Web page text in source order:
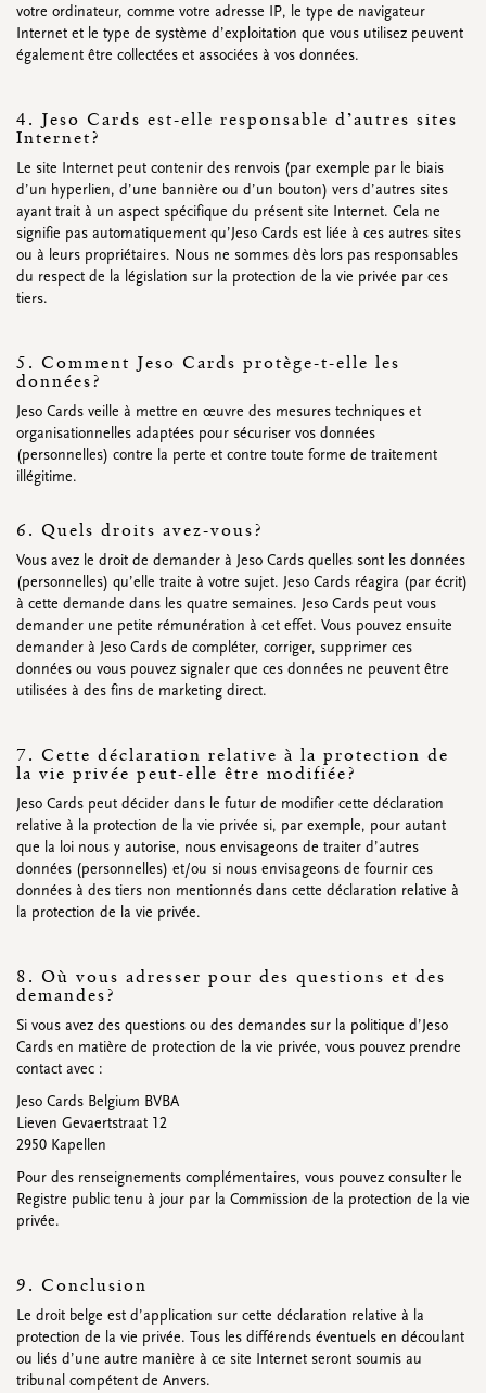
votre ordinateur, comme votre adresse IP, le type de navigateur
Internet et le type de système d’exploitation que vous utilisez peuvent
également être collectées et associées à vos données.
4. Jeso Cards est-elle responsable d’autres sites
Internet?
Le site Internet peut contenir des renvois (par exemple par le biais
d’un hyperlien, d’une bannière ou d’un bouton) vers d’autres sites
ayant trait à un aspect spécifique du présent site Internet. Cela ne
signifie pas automatiquement qu’Jeso Cards est liée à ces autres sites
ou à leurs propriétaires. Nous ne sommes dès lors pas responsables
du respect de la législation sur la protection de la vie privée par ces
tiers.
5. Comment Jeso Cards protège-t-elle les
données?
Jeso Cards veille à mettre en œuvre des mesures techniques et
organisationnelles adaptées pour sécuriser vos données
(personnelles) contre la perte et contre toute forme de traitement
illégitime.
6. Quels droits avez-vous?
Vous avez le droit de demander à Jeso Cards quelles sont les données
(personnelles) qu’elle traite à votre sujet. Jeso Cards réagira (par écrit)
à cette demande dans les quatre semaines. Jeso Cards peut vous
demander une petite rémunération à cet effet. Vous pouvez ensuite
demander à Jeso Cards de compléter, corriger, supprimer ces
données ou vous pouvez signaler que ces données ne peuvent être
utilisées à des fins de marketing direct.
7. Cette déclaration relative à la protection de
la vie privée peut-elle être modifiée?
Jeso Cards peut décider dans le futur de modifier cette déclaration
relative à la protection de la vie privée si, par exemple, pour autant
que la loi nous y autorise, nous envisageons de traiter d’autres
données (personnelles) et/ou si nous envisageons de fournir ces
données à des tiers non mentionnés dans cette déclaration relative à
la protection de la vie privée.
8. Où vous adresser pour des questions et des
demandes?
Si vous avez des questions ou des demandes sur la politique d’Jeso
Cards en matière de protection de la vie privée, vous pouvez prendre
contact avec :
Jeso Cards Belgium BVBA
Lieven Gevaertstraat 12
2950 Kapellen
Pour des renseignements complémentaires, vous pouvez consulter le
Registre public tenu à jour par la Commission de la protection de la vie
privée.
9. Conclusion
Le droit belge est d’application sur cette déclaration relative à la
protection de la vie privée. Tous les différends éventuels en découlant
ou liés d’une autre manière à ce site Internet seront soumis au
tribunal compétent de Anvers.